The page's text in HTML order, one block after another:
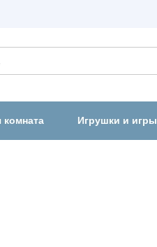
комната Игрушки и игры